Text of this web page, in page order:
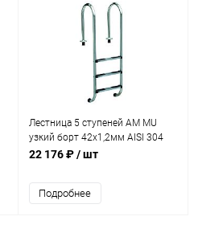
Лестница 5 ступеней AM MU
узкий борт 42х1,2мм AISI 304
(MU-515)
22 176 ₽/ шт
Подробнее